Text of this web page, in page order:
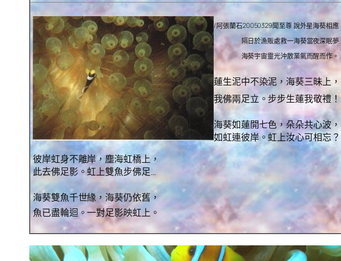
/阿張蘭石20050329聞至尊 說外星海葵相應
隔日於漁販處救一海葵當夜深眠夢
海葵宇宙靈光沖散業氣而醒而作。
蓮生泥中不染泥，海葵三昧上，
我佛兩足立。步步生蓮我敬禮！
海葵如蓮開七色，朵朵共心波，
如虹連彼岸。虹上汝心可相忘？
彼岸虹身不離岸，塵海虹橋上，
此去佛足影。虹上雙魚步佛足…
海葵雙魚千世緣，海葵仍依舊，
魚已盡輪迴。一對足影映虹上。